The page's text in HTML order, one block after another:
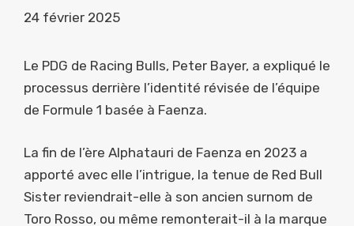
24 février 2025
Le PDG de Racing Bulls, Peter Bayer, a expliqué le
processus derrière l’identité révisée de l’équipe
de Formule 1 basée à Faenza.
La fin de l’ère Alphatauri de Faenza en 2023 a
apporté avec elle l’intrigue, la tenue de Red Bull
Sister reviendrait-elle à son ancien surnom de
Toro Rosso, ou même remonterait-il à la marque